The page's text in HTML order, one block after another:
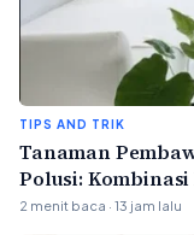
TIPS AND TRIK
Tanaman
Polusi:
2 menit baca · 13 jam lalu